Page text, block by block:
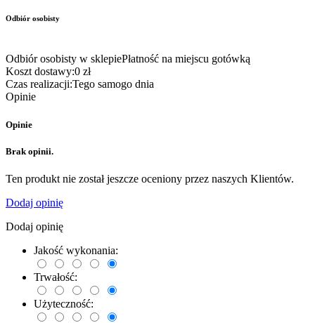
Odbiór osobisty
Odbiór osobisty w sklepiePłatność na miejscu gotówką
Koszt dostawy:0 zł
Czas realizacji:Tego samogo dnia
Opinie
Opinie
Brak opinii.
Ten produkt nie został jeszcze oceniony przez naszych Klientów.
Dodaj opinię
Dodaj opinię
Jakość wykonania:
Trwałość:
Użyteczność: